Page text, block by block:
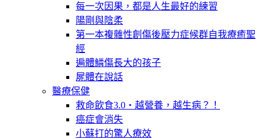
每一次因果，都是人生最好的練習
陽剛與陰柔
第一本複雜性創傷後壓力症候群自我療癒聖
經
遍體鱗傷長大的孩子
屍體在說話
醫療保健
救命飲食3.0‧越營養，越生病？！
癌症會消失
小蘇打的驚人療效